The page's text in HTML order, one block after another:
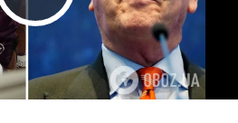
Play Video